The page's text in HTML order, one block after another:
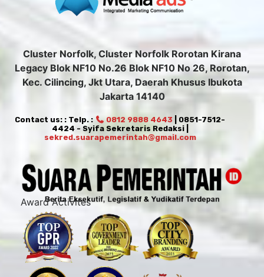
Cluster Norfolk, Cluster Norfolk Rorotan Kirana
Legacy Blok NF10 No.26 Blok NF10 No 26, Rorotan,
Kec. Cilincing, Jkt Utara, Daerah Khusus Ibukota
Jakarta 14140
Contact us: : Telp. : 0812 9888 4643 | 0851-7512-
4424 - Syifa Sekretaris Redaksi |
sekred.suarapemerintah@gmail.com
Award Activites